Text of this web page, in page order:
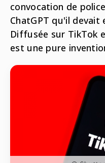
Politique
Française
Régions
Santé
Streaming
Théâtre
convocation de
ChatGPT qu'il devait
Diffusée sur TikTok
est une pure